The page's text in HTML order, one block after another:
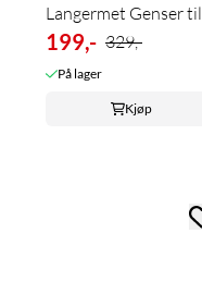
Langermet Genser til
Gutt
199,- 329,-
På lager
Kjøp